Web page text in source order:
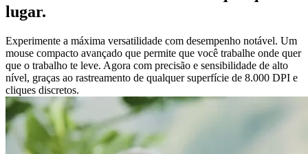
lugar.
Experimente a máxima versatilidade com desempenho notável. Um
mouse compacto avançado que permite que você trabalhe onde quer
que o trabalho te leve. Agora com precisão e sensibilidade de alto
nível, graças ao rastreamento de qualquer superfície de 8.000 DPI e
cliques discretos.